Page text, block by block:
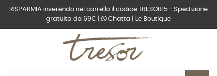
RISPARMIA inserendo nel carrello il codice TRESOR15 - Spedizione
gratuita da 69€ |
Chatta Le Boutique